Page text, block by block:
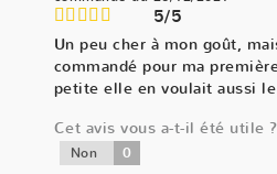
5/5
Un peu cher à mon goût,
commandé pour ma
petite elle en voulait aussi
Cet avis vous a-t-il été utile ?
Non 0